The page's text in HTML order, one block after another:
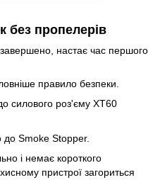
без пропелерів
настає час першого
правило безпеки.
силового роз'єму XT60
до Smoke Stopper.
і немає короткого
пристрої загориться